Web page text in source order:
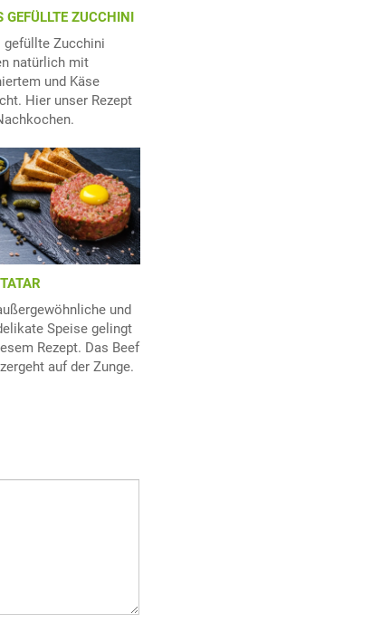
GEFÜLLTE ZUCCHINI
gefüllte Zucchini
natürlich mit
und Käse
Hier unser Rezept
und
Speise gelingt
Rezept. Das Beef
auf der Zunge.